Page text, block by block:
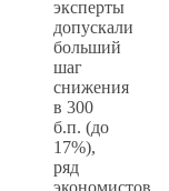
эксперты
допускали
больший
шаг
снижения
в 300
б.п. (до
17%),
ряд
экономистов,